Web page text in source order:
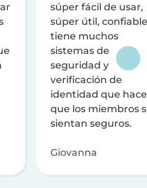
súper fácil de usar,
súper útil,
tiene muchos
sistemas de
seguridad y
verificación de
identidad que
que los miembros
sientan seguros.
Giovanna